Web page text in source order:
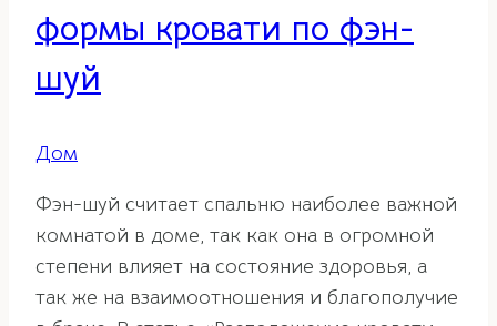
формы кровати по фэн-
шуй
Дом
Фэн-шуй считает спальню наиболее важной
комнатой в доме, так как она в огромной
степени влияет на состояние здоровья, а
так же на взаимоотношения и благополучие